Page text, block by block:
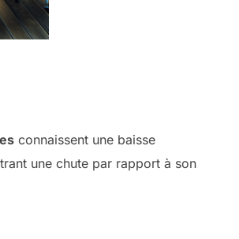
connaissent une baisse
une chute par rapport à son